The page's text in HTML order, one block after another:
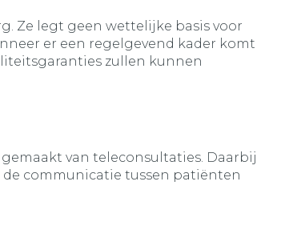
Ze legt geen wettelijke basis voor
er een regelgevend kader komt
zullen kunnen
van teleconsultaties. Daarbij
communicatie tussen patiënten